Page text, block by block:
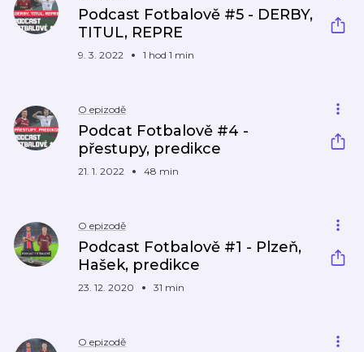
Podcast Fotbalově #5 - DERBY,
TITUL, REPRE
9. 3. 2022 1 hod 1 min
O epizodě
Podcat Fotbalově #4 -
přestupy, predikce
21. 1. 2022 48 min
O epizodě
Podcast Fotbalově #1 - Plzeň,
Hašek, predikce
23. 12. 2020 31 min
O epizodě